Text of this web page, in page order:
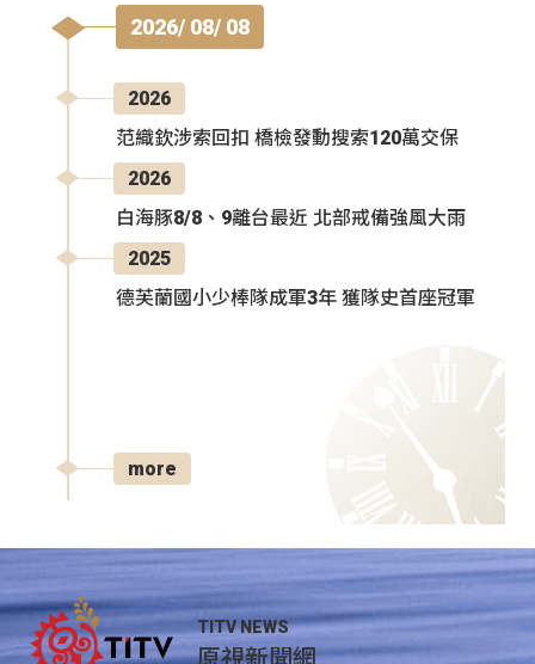
2026/ 08/ 08
2026
范織欽涉索回扣 橋檢發動搜索120萬交保
2026
白海豚8/8、9離台最近 北部戒備強風大雨
2025
德芙蘭國小少棒隊成軍3年 獲隊史首座冠軍
more
TITV NEWS
原視新聞網